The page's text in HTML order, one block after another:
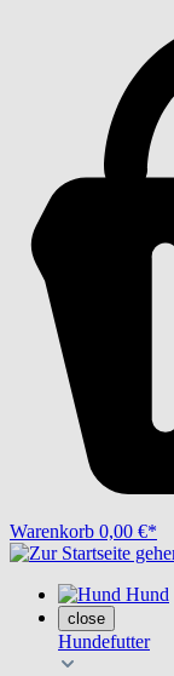
Warenkorb 0,00 €*
Hund
close
Hundefutter